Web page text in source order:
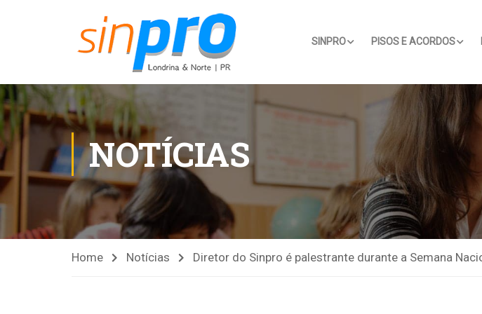
SINPRO PISOS E ACORDOS
NOTÍCIAS
Home Notícias Diretor do Sinpro é palestrante durante a Semana